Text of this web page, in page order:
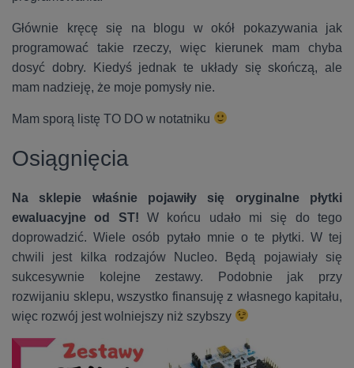
Głównie kręcę się na blogu w okół pokazywania jak
programować takie rzeczy, więc kierunek mam chyba
dosyć dobry. Kiedyś jednak te układy się skończą, ale
mam nadzieję, że moje pomysły nie.
Mam sporą listę TO DO w notatniku
Osiągnięcia
Na sklepie właśnie pojawiły się oryginalne płytki
ewaluacyjne od ST! W końcu udało mi się do tego
doprowadzić. Wiele osób pytało mnie o te płytki. W tej
chwili jest kilka rodzajów Nucleo. Będą pojawiały się
sukcesywnie kolejne zestawy. Podobnie jak przy
rozwijaniu sklepu, wszystko finansuję z własnego kapitału,
więc rozwój jest wolniejszy niż szybszy